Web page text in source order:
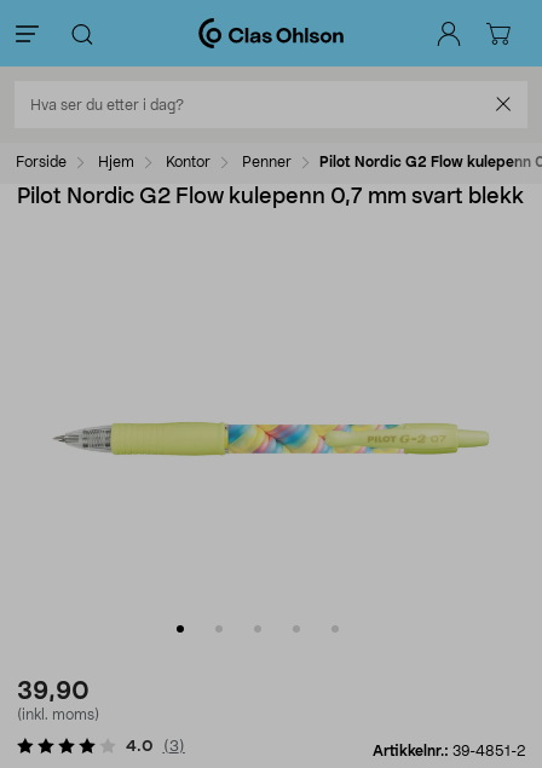
Forside Hjem Kontor Penner Pilot Nordic G2 Flow kulepenn
Pilot Nordic G2 Flow kulepenn 0,7 mm svart blekk
39,90
(inkl. moms)
Artikkelnr.: 39-4851-2
4.0 (3)